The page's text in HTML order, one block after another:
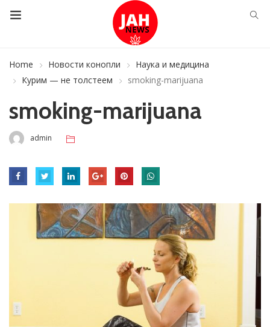
Home Новости конопли
Наука и медицина
Курим — не толстеем
smoking-marijuana
smoking-marijuana
admin